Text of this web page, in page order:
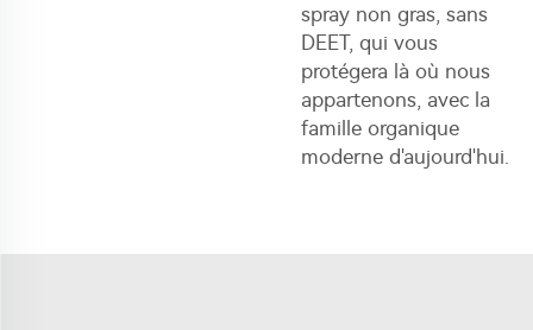
spray non gras, sans
DEET, qui vous
protégera là où nous
appartenons, avec la
famille organique
moderne d'aujourd'hui.